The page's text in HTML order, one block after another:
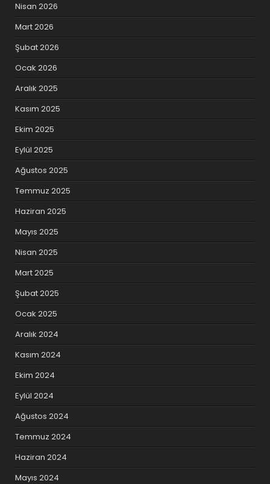
Nisan 2026
Mart 2026
Şubat 2026
Ocak 2026
Aralık 2025
Kasım 2025
Ekim 2025
Eylül 2025
Ağustos 2025
Temmuz 2025
Haziran 2025
Mayıs 2025
Nisan 2025
Mart 2025
Şubat 2025
Ocak 2025
Aralık 2024
Kasım 2024
Ekim 2024
Eylül 2024
Ağustos 2024
Temmuz 2024
Haziran 2024
Mayıs 2024